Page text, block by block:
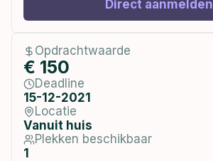
Direct aanmelden
Opdrachtwaarde
€ 150
Deadline
15-12-2021
Locatie
Vanuit huis
Plekken beschikbaar
1